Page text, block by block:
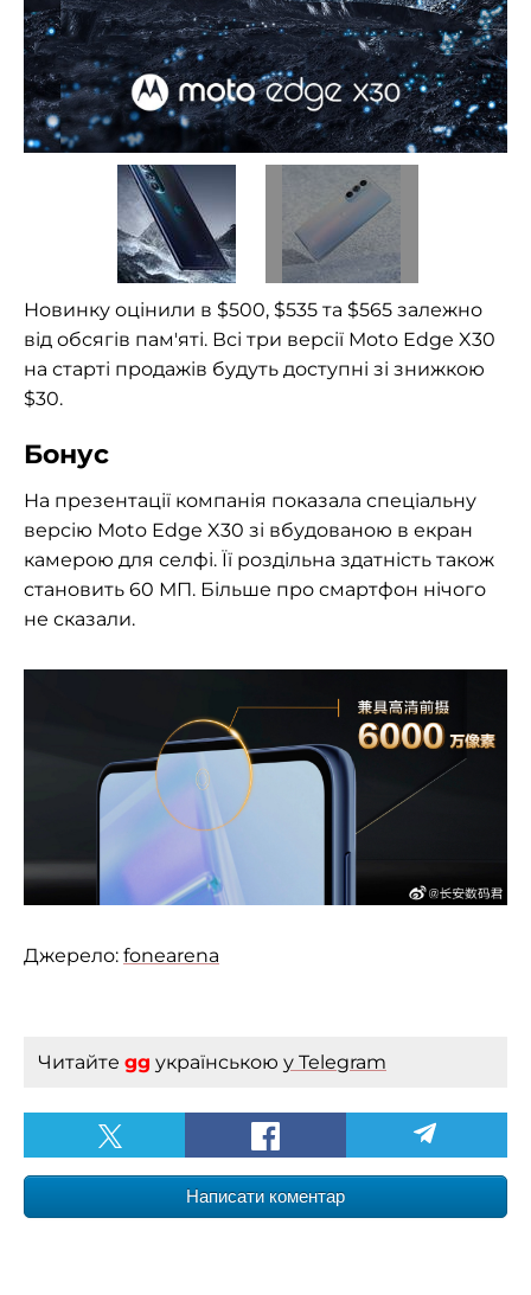
Новинку оцінили в $500, $535 та $565 залежно
від обсягів пам'яті. Всі три версії Moto Edge X30
на старті продажів будуть доступні зі знижкою
$30.
Бонус
На презентації компанія показала спеціальну
версію Moto Edge X30 зі вбудованою в екран
камерою для селфі. Її роздільна здатність також
становить 60 МП. Більше про смартфон нічого
не сказали.
Джерело: fonearena
Читайте gg українською у Telegram
Написати коментар